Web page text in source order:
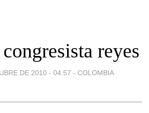
reyes
DE 2010 - 04:57 - COLOMBIA